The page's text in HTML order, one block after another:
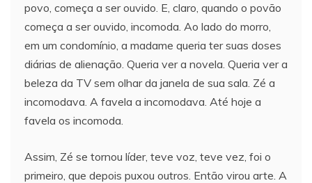
povo, começa a ser ouvido. E, claro, quando o povão
começa a ser ouvido, incomoda. Ao lado do morro,
em um condomínio, a madame queria ter suas doses
diárias de alienação. Queria ver a novela. Queria ver a
beleza da TV sem olhar da janela de sua sala. Zé a
incomodava. A favela a incomodava. Até hoje a
favela os incomoda.
Assim, Zé se tornou líder, teve voz, teve vez, foi o
primeiro, que depois puxou outros. Então virou arte. A